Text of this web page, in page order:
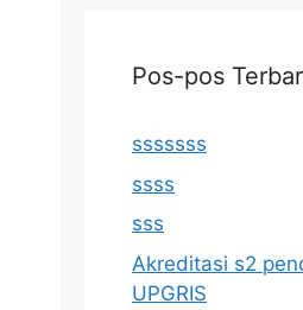
Pos-pos
sssssss
ssss
sss
Akreditasi s2
UPGRIS